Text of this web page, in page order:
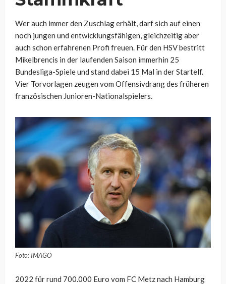
Wer auch immer den Zuschlag erhält, darf sich auf einen
noch jungen und entwicklungsfähigen, gleichzeitig aber
auch schon erfahrenen Profi freuen. Für den HSV bestritt
Mikelbrencis in der laufenden Saison immerhin 25
Bundesliga-Spiele und stand dabei 15 Mal in der Startelf.
Vier Torvorlagen zeugen vom Offensivdrang des früheren
französischen Junioren-Nationalspielers.
Foto: IMAGO
2022 für rund 700.000 Euro vom FC Metz nach Hamburg